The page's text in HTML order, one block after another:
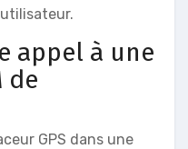
appel à une
de
GPS dans une